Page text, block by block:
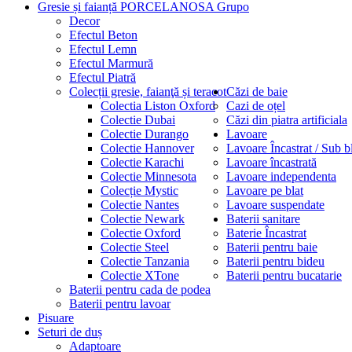
Gresie și faianță PORCELANOSA Grupo
Decor
Efectul Beton
Efectul Lemn
Efectul Marmură
Efectul Piatră
Colecții gresie, faianţă și teracot
Colectia Liston Oxford
Colectie Dubai
Colectie Durango
Colectie Hannover
Colectie Karachi
Colectie Minnesota
Colecție Mystic
Colectie Nantes
Colectie Newark
Colectie Oxford
Colectie Steel
Colectie Tanzania
Colectie XTone
Căzi de baie
Cazi de oțel
Căzi din piatra artificiala
Lavoare
Lavoare Încastrat / Sub
Lavoare încastrată
Lavoare independenta
Lavoare pe blat
Lavoare suspendate
Baterii sanitare
Baterie Încastrat
Baterii pentru baie
Baterii pentru bideu
Baterii pentru bucatarie
Baterii pentru cada de podea
Baterii pentru lavoar
Pisuare
Seturi de duș
Adaptoare